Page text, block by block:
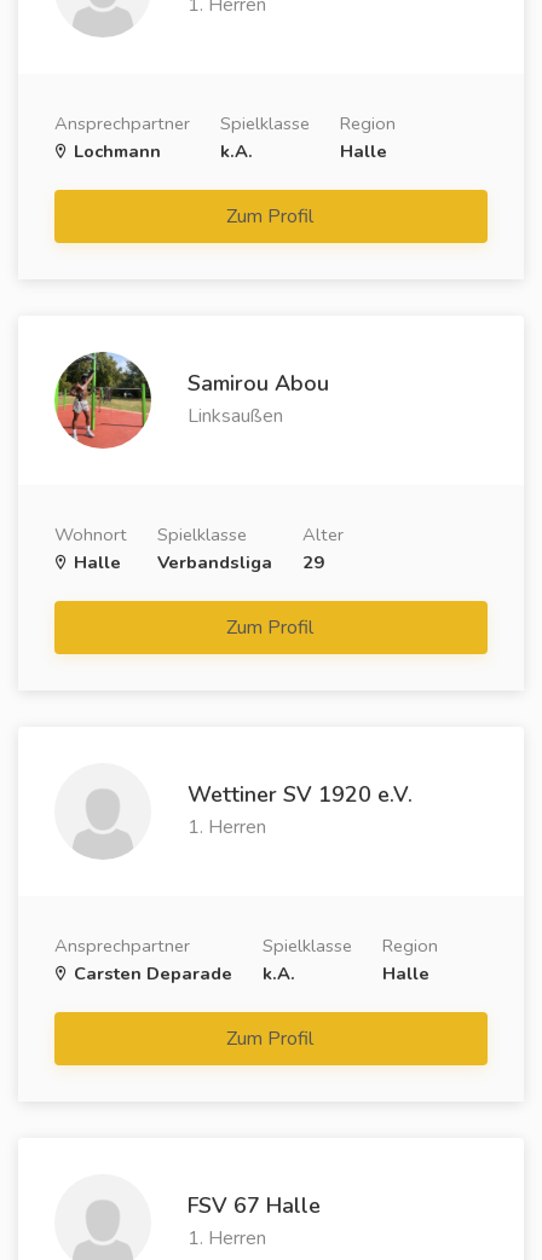
Ansprechpartner
Lochmann
Spielklasse
k.A.
Region
Halle
Zum Profil
Samirou Abou
Linksaußen
Wohnort
Halle
Spielklasse
Verbandsliga
Alter
29
Zum Profil
Wettiner SV 1920 e.V.
1. Herren
Ansprechpartner
Carsten Deparade
Spielklasse
k.A.
Region
Halle
Zum Profil
FSV 67 Halle
1. Herren